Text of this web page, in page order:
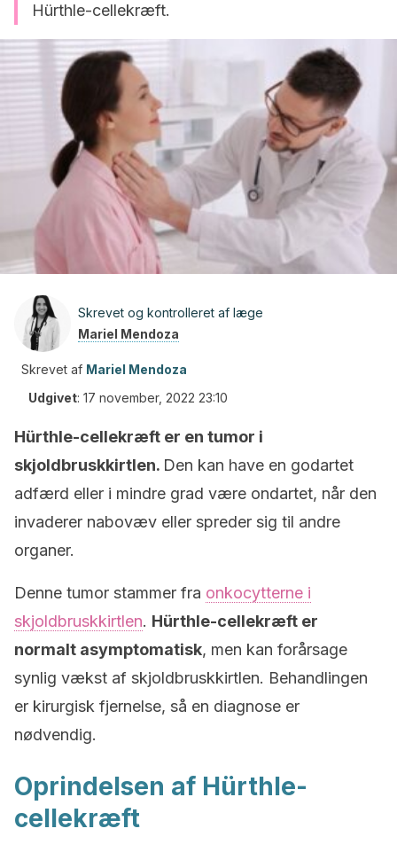
Hürthle-cellekræft.
Skrevet og kontrolleret af læge
Mariel Mendoza
Skrevet af Mariel Mendoza
Udgivet: 17 november, 2022 23:10
Hürthle-cellekræft er en tumor i
skjoldbruskkirtlen. Den kan have en godartet
adfærd eller i mindre grad være ondartet, når den
invaderer nabovæv eller spreder sig til andre
organer.
Denne tumor stammer fra onkocytterne i
skjoldbruskkirtlen. Hürthle-cellekræft er
normalt asymptomatisk, men kan forårsage
synlig vækst af skjoldbruskkirtlen. Behandlingen
er kirurgisk fjernelse, så en diagnose er
nødvendig.
Oprindelsen af Hürthle-
cellekræft